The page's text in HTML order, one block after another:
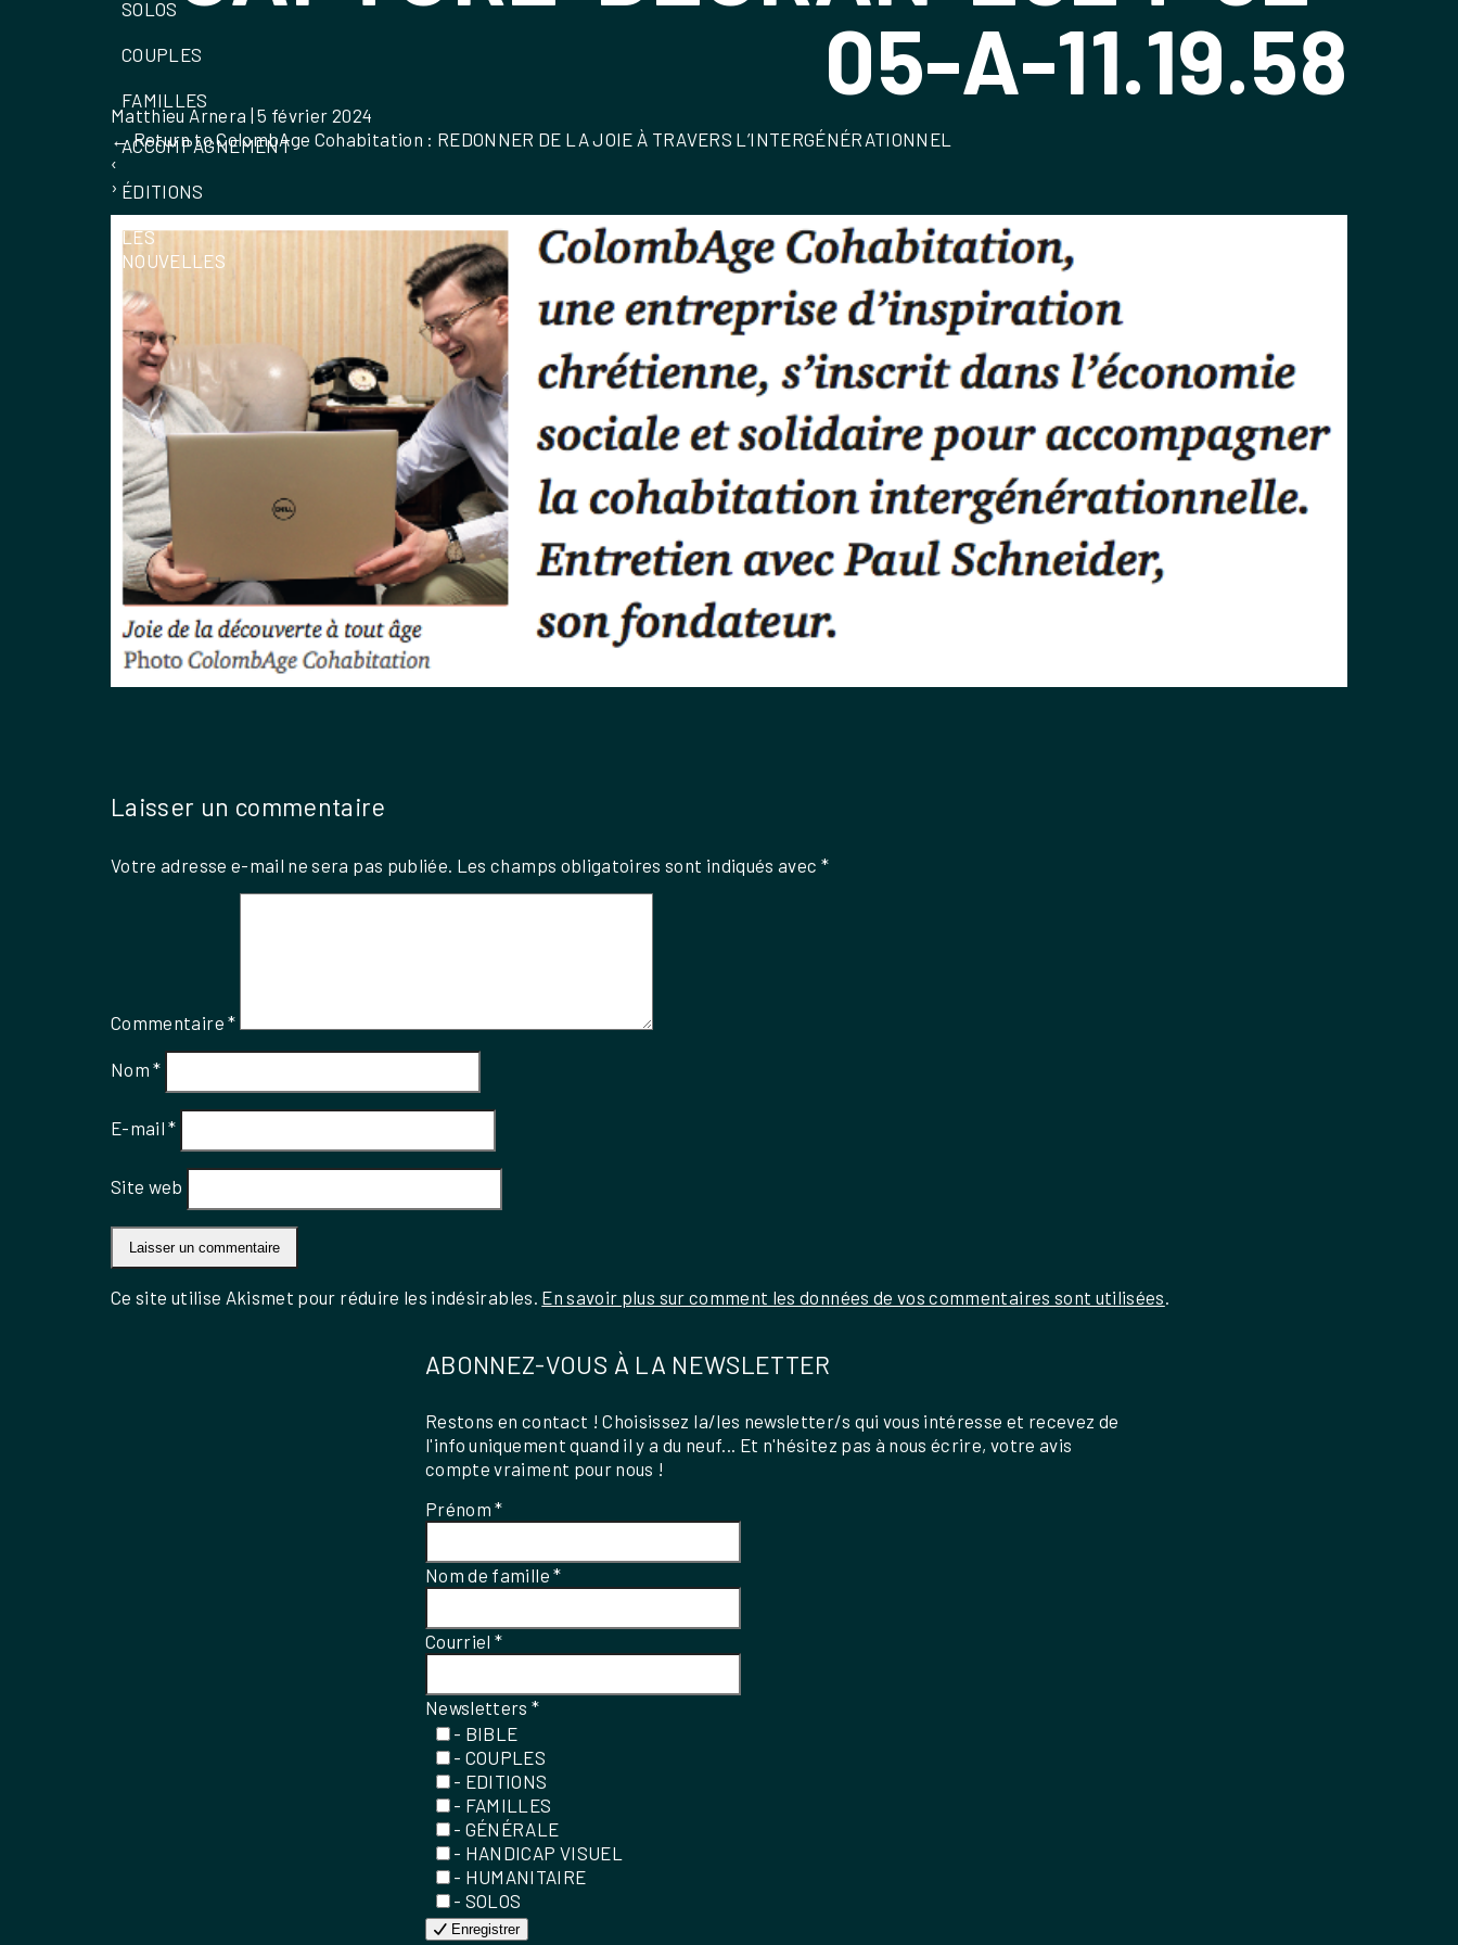
SOLOS
COUPLES
FAMILLES
ACCOMPAGNEMENT
ÉDITIONS
LES
NOUVELLES
05-A-11.19.58
Matthieu Arnera |5 février 2024
←Return to ColombAge Cohabitation : REDONNER DE LA JOIE À TRAVERS L’INTERGÉNÉRATIONNEL
‹
›
Laisser un commentaire
Votre adresse e-mail ne sera pas publiée. Les champs obligatoires sont indiqués avec *
Commentaire*
Nom*
E-mail*
Site web
Ce site utilise Akismet pour réduire les indésirables. En savoir plus sur comment les données de vos commentaires sont utilisées
ABONNEZ-VOUS À LA NEWSLETTER
Restons en contact ! Choisissez la/les newsletter/s qui vous intéresse et recevez de
l'info uniquement quand il y a du neuf... Et n'hésitez pas à nous écrire, votre avis
compte vraiment pour nous !
Prénom*
Nom de famille*
Courriel*
Newsletters*
- BIBLE
- COUPLES
- EDITIONS
- FAMILLES
- GÉNÉRALE
- HANDICAP VISUEL
- HUMANITAIRE
- SOLOS
Enregistrer